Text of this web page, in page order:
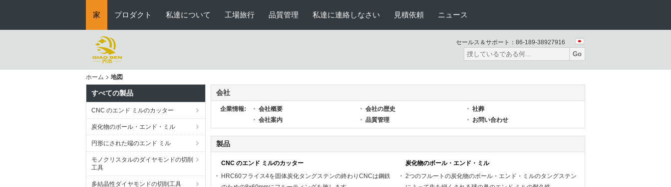
家 プロダクト 私達について 工場旅行 品質管理 私達に連絡しなさい 見積依頼 ニュース
セールス＆サポート： 86-189-38927916
Go
ホーム 地図
すべての製品
CNC のエンド ミルのカッター
炭化物のボール・エンド・ミル
円形にされた端のエンド ミル
モノクリスタルのダイヤモンドの切削
工具
多結晶性ダイヤモンドの切削工具
会社
企業情報: 会社概要 会社の歴史
社葬
会社案内
品質管理 お問い合わせ
製品
CNC のエンド ミルのカッター
HRC60フライス4を固体炭化タングステンの終わりCNCは鋼鉄
炭化物のボール・エンド・ミル
2つのフルートの炭化物のボール・エンド・ミルのタングステン